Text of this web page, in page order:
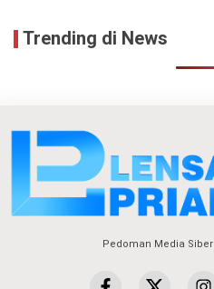
Trending di News
Pedoman Media Siber